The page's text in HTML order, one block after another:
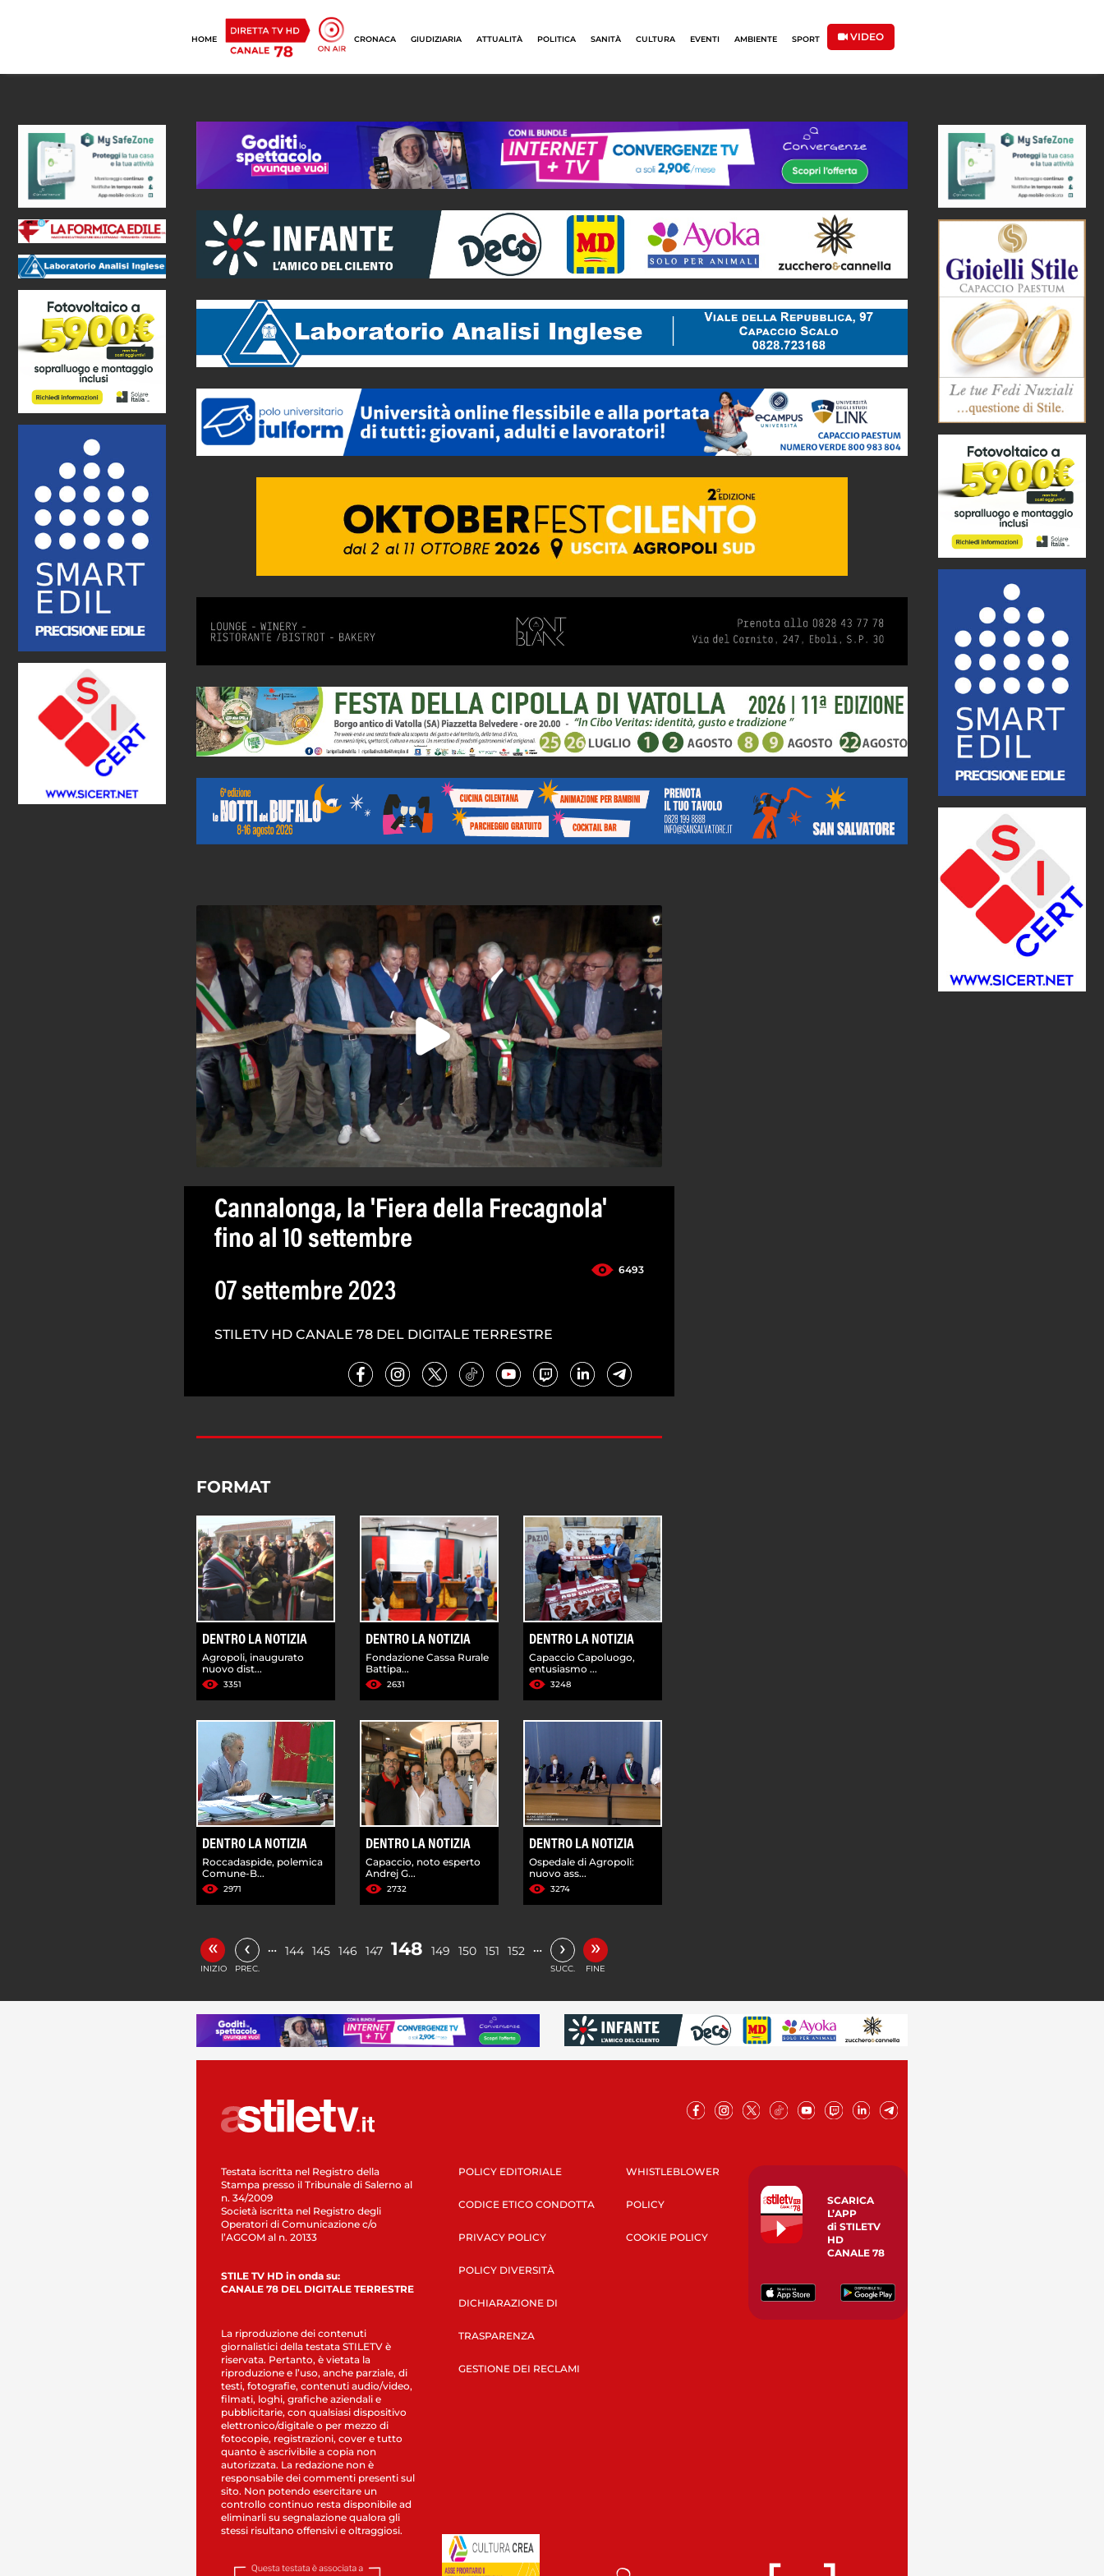
HOME CRONACA GIUDIZIARIA ATTUALITÀ POLITICA SANITÀ CULTURA EVENTI AMBIENTE SPORT VIDEO
Cannalonga, la 'Fiera della Frecagnola'
fino al 10 settembre
6493
07 settembre 2023
STILETV HD CANALE 78 DEL DIGITALE TERRESTRE
FORMAT
DENTRO LA NOTIZIA
Agropoli, inaugurato
nuovo dist...
3351
DENTRO LA NOTIZIA
Fondazione Cassa Rurale
Battipa...
2631
DENTRO LA NOTIZIA
Capaccio Capoluogo,
entusiasmo ...
3248
DENTRO LA NOTIZIA
Roccadaspide, polemica
Comune-B...
2971
DENTRO LA NOTIZIA
Capaccio, noto esperto
Andrej G...
2732
DENTRO LA NOTIZIA
Ospedale di Agropoli:
nuovo ass...
3274
«
INIZIO
‹
PREC.
… 144 145 146 147 148 149 150 151 152 … ›
SUCC.
»
FINE
Testata iscritta nel Registro della
Stampa presso il Tribunale di Salerno al
n. 34/2009
Società iscritta nel Registro degli
Operatori di Comunicazione c/o
l’AGCOM al n. 20133
STILE TV HD in onda su:
CANALE 78 DEL DIGITALE TERRESTRE
La riproduzione dei contenuti
giornalistici della testata STILETV è
riservata. Pertanto, è vietata la
riproduzione e l’uso, anche parziale, di
testi, fotografie, contenuti audio/video,
filmati, loghi, grafiche aziendali e
pubblicitarie, con qualsiasi dispositivo
elettronico/digitale o per mezzo di
fotocopie, registrazioni, cover e tutto
quanto è ascrivibile a copia non
autorizzata. La redazione non è
responsabile dei commenti presenti sul
sito. Non potendo esercitare un
controllo continuo resta disponibile ad
eliminarli su segnalazione qualora gli
stessi risultano offensivi e oltraggiosi.
POLICY EDITORIALE
CODICE ETICO CONDOTTA
PRIVACY POLICY
POLICY DIVERSITÀ
DICHIARAZIONE DI
TRASPARENZA
GESTIONE DEI RECLAMI
WHISTLEBLOWER
POLICY
COOKIE POLICY
SCARICA
L’APP
di STILETV
HD
CANALE 78